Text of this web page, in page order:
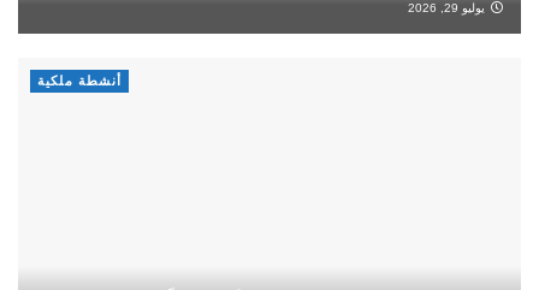
يوليو 29, 2026
أنشطة ملكية